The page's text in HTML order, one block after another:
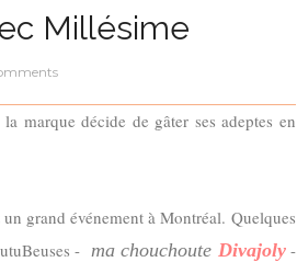
Millésime
marque décide de gâter ses adeptes en
grand événement à Montréal. Quelques
- ma chouchoute Divajoly-